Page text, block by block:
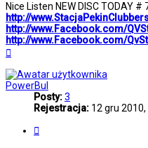
Nice Listen NEW DISC TODAY #
http://
http://www.Facebook.com/
http://www.Facebook.com/
PowerBul
Posty:3
Rejestracja: 12 gru